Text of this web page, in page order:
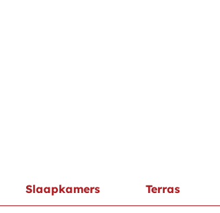
Slaapkamers Terras